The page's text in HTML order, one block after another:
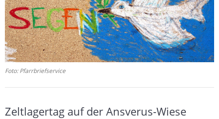
Foto: Pfarrbriefservice
Zeltlagertag auf der Ansverus-Wiese